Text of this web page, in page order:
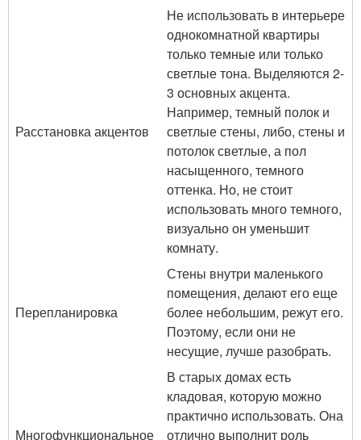
Расстановка акцентов
Не использовать в интерьере
однокомнатной квартиры
только темные или только
светлые тона. Выделяются 2-
3 основных акцента.
Например, темный полок и
светлые стены, либо, стены и
потолок светлые, а пол
насыщенного, темного
оттенка. Но, не стоит
использовать много темного,
визуально он уменьшит
комнату.
Перепланировка
Стены внутри маленького
помещения, делают его еще
более небольшим, режут его.
Поэтому, если они не
несущие, лучше разобрать.
Многофункциональное
В старых домах есть
кладовая, которую можно
практично использовать. Она
отлично выполнит роль